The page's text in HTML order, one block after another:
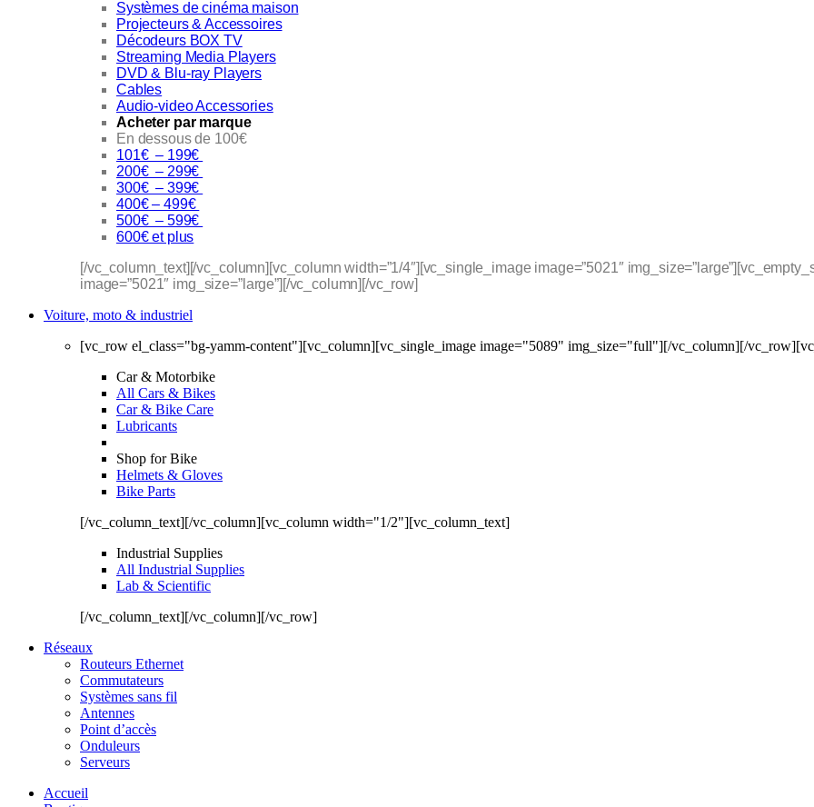
Systèmes de cinéma maison
Projecteurs & Accessoires
Décodeurs BOX TV
Streaming Media Players
DVD & Blu-ray Players
Cables
Audio-video Accessories
Acheter par marque
En dessous de 100€
101€ – 199€
200€ – 299€
300€ – 399€
400€ – 499€
500€ – 599€
600€ et plus
[/vc_column_text][/vc_column][vc_column width=”1/4″][vc_single_image image=”5021″
image=”5021″ img_size=”large”][/vc_column][/vc_row]
Voiture, moto & industriel
[vc_row el_class="bg-yamm-content"][vc_column][vc_single_image image="5089" img_size="full"][/vc_column][/
Car & Motorbike
All Cars & Bikes
Car & Bike Care
Lubricants
Shop for Bike
Helmets & Gloves
Bike Parts
[/vc_column_text][/vc_column][vc_column width="1/2"][vc_column_text]
Industrial Supplies
All Industrial Supplies
Lab & Scientific
[/vc_column_text][/vc_column][/vc_row]
Réseaux
Routeurs Ethernet
Commutateurs
Systèmes sans fil
Antennes
Point d’accès
Onduleurs
Serveurs
Accueil